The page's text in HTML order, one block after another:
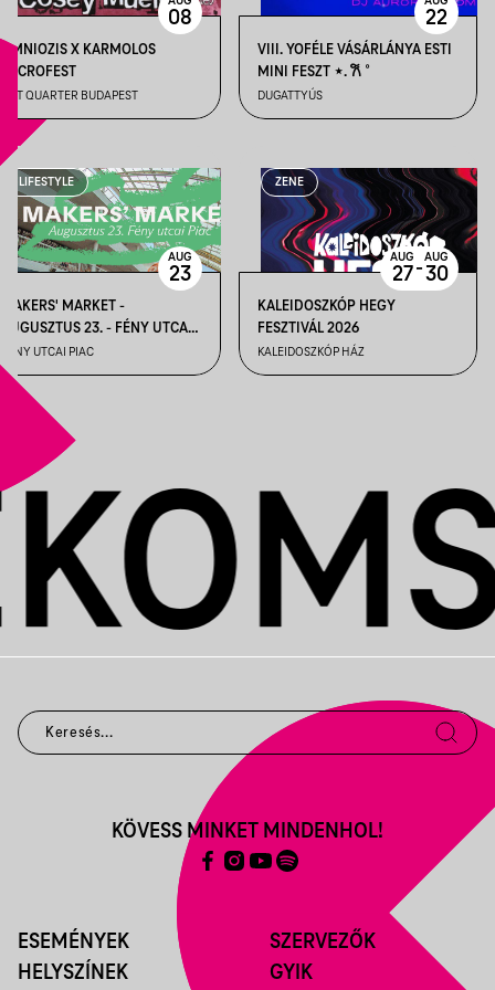
OMNIOZIS X KARMOLOS
MICROFEST
ART QUARTER BUDAPEST
08
VIII. YOFÉLE VÁSÁRLÁNYA ESTI
MINI FESZT ⋆. 𐙚 ˚
DUGATTYÚS
22
LIFESTYLE
MAKERS' MARKET -
AUGUSZTUS 23. - FÉNY UTCAI
PIAC
FÉNY UTCAI PIAC
AUG
23
ZENE
KALEIDOSZKÓP HEGY
FESZTIVÁL 2026
KALEIDOSZKÓP HÁZ
AUG
27-AUG
30
ESEMÉNYEK
HELYSZÍNEK
SZERVEZŐK
GYIK
KÖVESS MINKET MINDENHOL!